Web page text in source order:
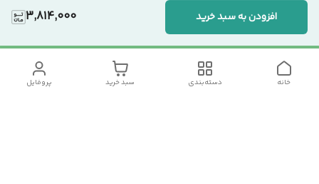
3,814,000 افزودن به سبد خرید
پروفایل سبد خرید دسته‌بندی خانه